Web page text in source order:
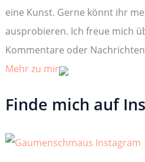
:eine Kunst. Gerne könnt ihr
ausprobieren. Ich freue mich
Kommentare oder
Mehr zu mir
Finde mich auf